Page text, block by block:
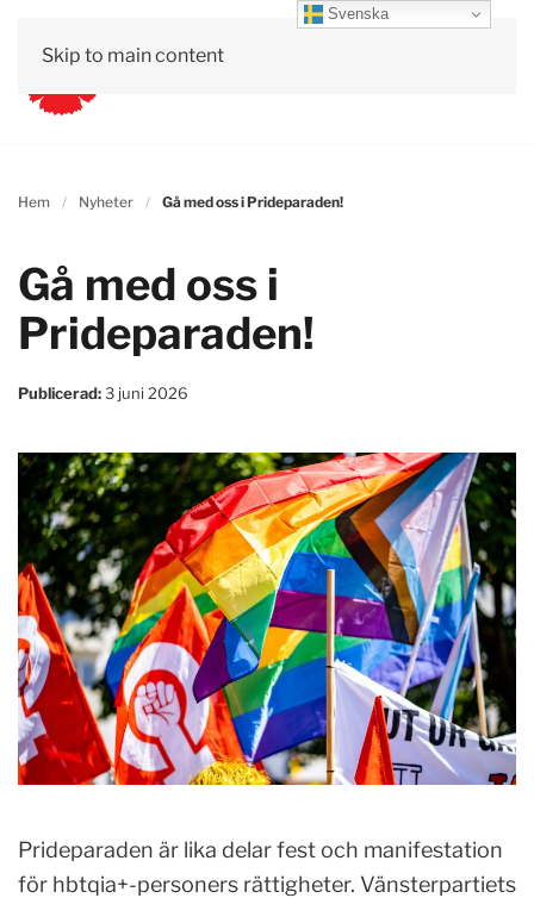
Skip to main content
Hem Nyheter Gå med oss i Prideparaden!
Gå med oss i
Prideparaden!
Publicerad:3 juni 2026
Prideparaden är lika delar fest och manifestation
för hbtqia+-personers rättigheter. Vänsterpartiets
Svenska